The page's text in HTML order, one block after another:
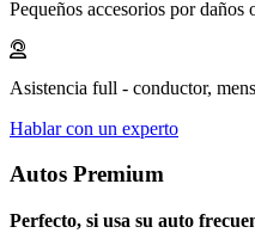
Pequeños accesorios por daños
Asistencia full - conductor,
Hablar con un experto
Autos Premium
Perfecto, si usa su auto